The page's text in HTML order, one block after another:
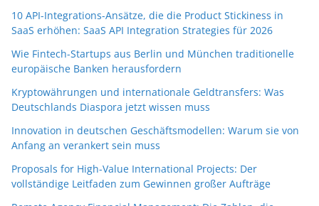
10 API-Integrations-Ansätze, die die Product Stickiness in
SaaS erhöhen: SaaS API Integration Strategies für 2026
Wie Fintech-Startups aus Berlin und München traditionelle
europäische Banken herausfordern
Kryptowährungen und internationale Geldtransfers: Was
Deutschlands Diaspora jetzt wissen muss
Innovation in deutschen Geschäftsmodellen: Warum sie von
Anfang an verankert sein muss
Proposals for High-Value International Projects: Der
vollständige Leitfaden zum Gewinnen großer Aufträge